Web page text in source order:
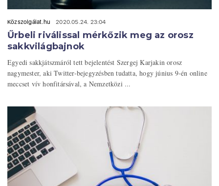
Közszolgálat.hu 2020.05.24. 23:04
Űrbeli riválissal mérkőzik meg az orosz
sakkvilágbajnok
Egyedi sakkjátszmáról tett bejelentést Szergej Karjakin orosz
nagymester, aki Twitter-bejegyzésben tudatta, hogy június 9-én online
meccset vív honfitársával, a Nemzetközi ...